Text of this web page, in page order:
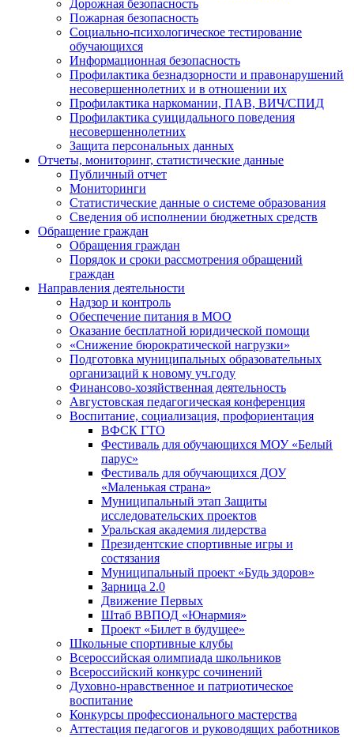
Дорожная безопасность
Пожарная безопасность
Социально-психологическое тестирование
обучающихся
Информационная безопасность
Профилактика безнадзорности и правонарушений
несовершеннолетних и в отношении их
Профилактика наркомании, ПАВ, ВИЧ/СПИД
Профилактика суицидального поведения
несовершеннолетних
Защита персональных данных
Отчеты, мониторинг, статистические данные
Публичный отчет
Мониторинги
Статистические данные о системе образования
Сведения об исполнении бюджетных средств
Обращение граждан
Обращения граждан
Порядок и сроки рассмотрения обращений
граждан
Направления деятельности
Надзор и контроль
Обеспечение питания в МОО
Оказание бесплатной юридической помощи
«Снижение бюрократической нагрузки»
Подготовка муниципальных образовательных
организаций к новому уч.году
Финансово-хозяйственная деятельность
Августовская педагогическая конференция
Воспитание, социализация, профориентация
ВФСК ГТО
Фестиваль для обучающихся МОУ «Белый
парус»
Фестиваль для обучающихся ДОУ
«Маленькая страна»
Муниципальный этап Защиты
исследовательских проектов
Уральская академия лидерства
Президентские спортивные игры и
состязания
Муниципальный проект «Будь здоров»
Зарница 2.0
Движение Первых
Штаб ВВПОД «Юнармия»
Проект «Билет в будущее»
Школьные спортивные клубы
Всероссийская олимпиада школьников
Всероссийский конкурс сочинений
Духовно-нравственное и патриотическое
воспитание
Конкурсы профессионального мастерства
Аттестация педагогов и руководящих работников